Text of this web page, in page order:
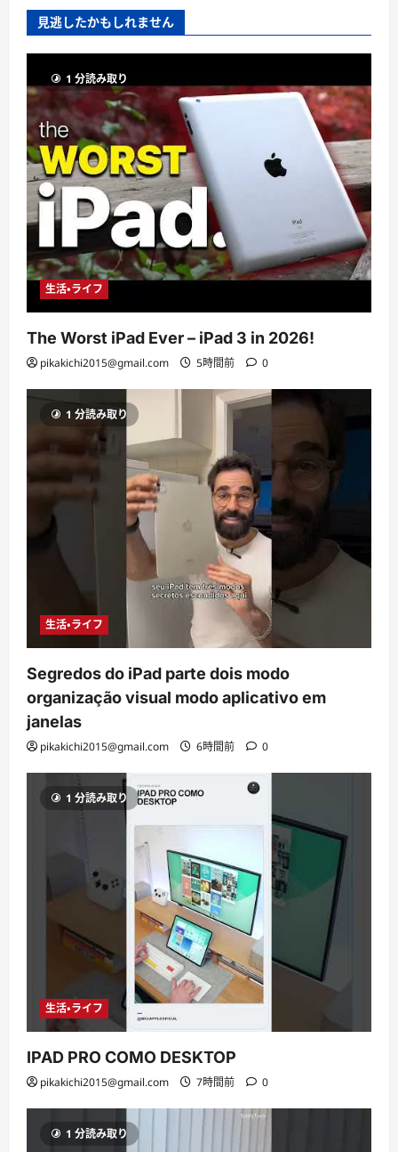
見逃したかもしれません
1 分読み取り
生活・ライフ
The Worst iPad Ever – iPad 3 in 2026!
pikakichi2015@gmail.com 5時間前 0
1 分読み取り
生活・ライフ
Segredos do iPad parte dois modo
organização visual modo aplicativo em
janelas
pikakichi2015@gmail.com 6時間前 0
1 分読み取り
生活・ライフ
IPAD PRO COMO DESKTOP
pikakichi2015@gmail.com 7時間前 0
1 分読み取り